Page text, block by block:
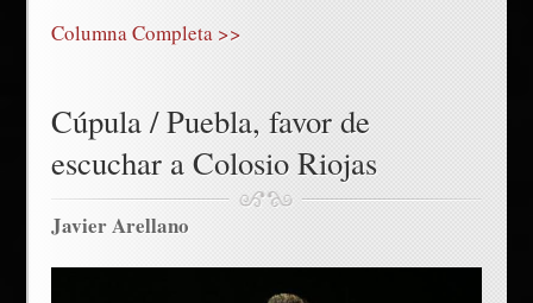
Columna Completa >>
Cúpula / Puebla, favor de
escuchar a Colosio Riojas
Javier Arellano